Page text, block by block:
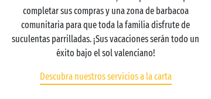
completar sus compras y una zona de barbacoa
comunitaria para que toda la familia disfrute de
suculentas parrilladas. ¡Sus vacaciones serán todo un
éxito bajo el sol valenciano!
Descubra nuestros servicios a la carta